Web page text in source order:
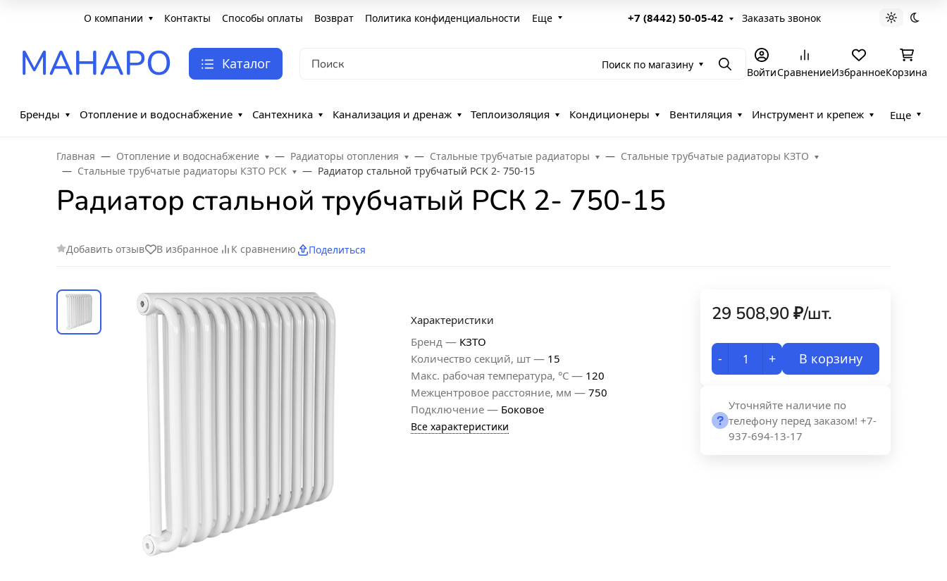
О компании Контакты Способы оплаты Возврат Политика конфиденциальности Еще +7 (8442) 50-05-42 Заказать звонок Светлая
МАНАРО Каталог Поиск по магазину ПоискВойтиСравнениеИзбранноеКорзина
Бренды Отопление и водоснабжение Сантехника Канализация и дренаж Теплоизоляция Кондиционеры Вентиляция Инструмент и крепеж Еще
Главная Отопление и водоснабжение Радиаторы отопления Стальные трубчатые радиаторы
Стальные трубчатые радиаторы КЗТО
Стальные трубчатые радиаторы КЗТО РСК
Радиатор стальной трубчатый РСК 2- 750-15
Радиатор стальной трубчатый РСК 2- 750-15
Добавить отзыв В избранное К сравнению Поделиться
Характеристики
Бренд — КЗТО
Количество секций, шт — 15
Макс. рабочая температура, °С — 120
Межцентровое расстояние, мм — 750
Подключение — Боковое
Все характеристики
29 508,90₽/шт.
- + В корзину
Уточняйте наличие по
телефону перед заказом! +7-
937-694-13-17